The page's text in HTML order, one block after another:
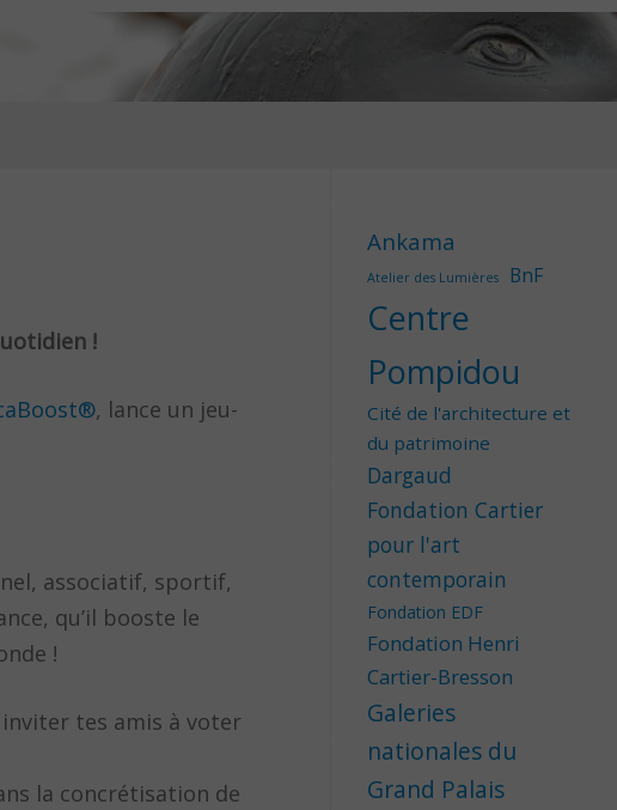
!
, lance un jeu-
associatif, sportif,
qu’il booste le
!
tes amis à voter
la concrétisation de
Ankama
Atelier des Lumières BnF
Centre
Pompidou
Cité de l'architecture et
du patrimoine
Dargaud
Fondation Cartier
pour l'art
contemporain
Fondation EDF
Fondation Henri
Cartier-Bresson
Galeries
nationales du
Grand Palais